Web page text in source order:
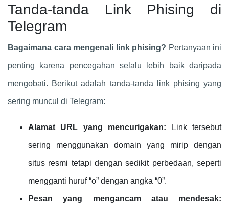
Tanda-tanda Link Phising di
Telegram
Bagaimana cara mengenali link phising? Pertanyaan ini
penting karena pencegahan selalu lebih baik daripada
mengobati. Berikut adalah tanda-tanda link phising yang
sering muncul di Telegram:
Alamat URL yang mencurigakan: Link tersebut
sering menggunakan domain yang mirip dengan
situs resmi tetapi dengan sedikit perbedaan, seperti
mengganti huruf “o” dengan angka “0”.
Pesan yang mengancam atau mendesak: